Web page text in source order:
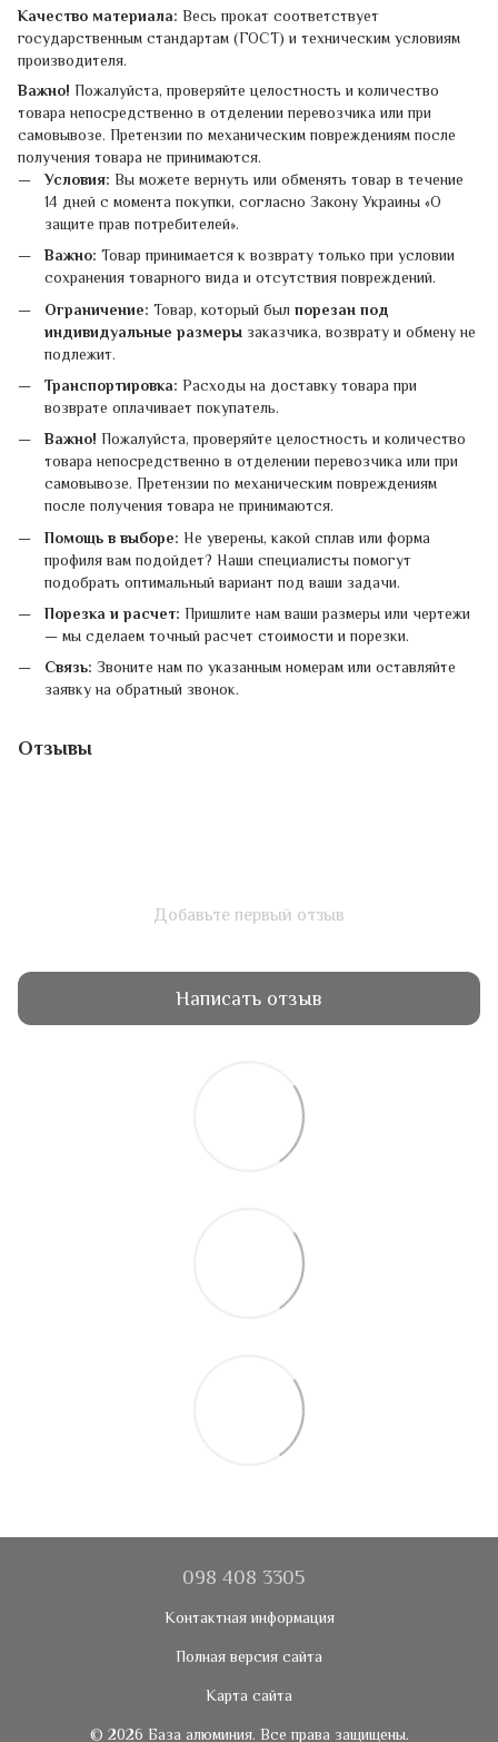
Качество материала: Весь прокат соответствует
государственным стандартам (ГОСТ) и техническим условиям
производителя.
Важно! Пожалуйста, проверяйте целостность и количество
товара непосредственно в отделении перевозчика или при
самовывозе. Претензии по механическим повреждениям после
получения товара не принимаются.
Условия: Вы можете вернуть или обменять товар в течение
14 дней с момента покупки, согласно Закону Украины «О
защите прав потребителей».
Важно: Товар принимается к возврату только при условии
сохранения товарного вида и отсутствия повреждений.
Ограничение: Товар, который был порезан под
индивидуальные размеры заказчика, возврату и обмену не
подлежит.
Транспортировка: Расходы на доставку товара при
возврате оплачивает покупатель.
Важно! Пожалуйста, проверяйте целостность и количество
товара непосредственно в отделении перевозчика или при
самовывозе. Претензии по механическим повреждениям
после получения товара не принимаются.
Помощь в выборе: Не уверены, какой сплав или форма
профиля вам подойдет? Наши специалисты помогут
подобрать оптимальный вариант под ваши задачи.
Порезка и расчет: Пришлите нам ваши размеры или чертежи
— мы сделаем точный расчет стоимости и порезки.
Связь: Звоните нам по указанным номерам или оставляйте
заявку на обратный звонок.
Отзывы
Добавьте первый отзыв
Написать отзыв
098 408 3305
Контактная информация
Полная версия сайта
Карта сайта
© 2026 База алюминия. Все права защищены.